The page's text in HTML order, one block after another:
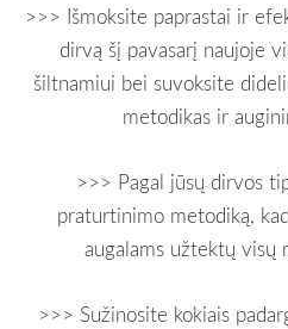
>>> Išmoksite paprastai ir
dirvą šį pavasarį naujoje
šiltnamiui bei suvoksite
metodikas ir
>>> Pagal jūsų dirvos
praturtinimo metodiką,
augalams užtektų visų
>>> Sužinosite kokiais